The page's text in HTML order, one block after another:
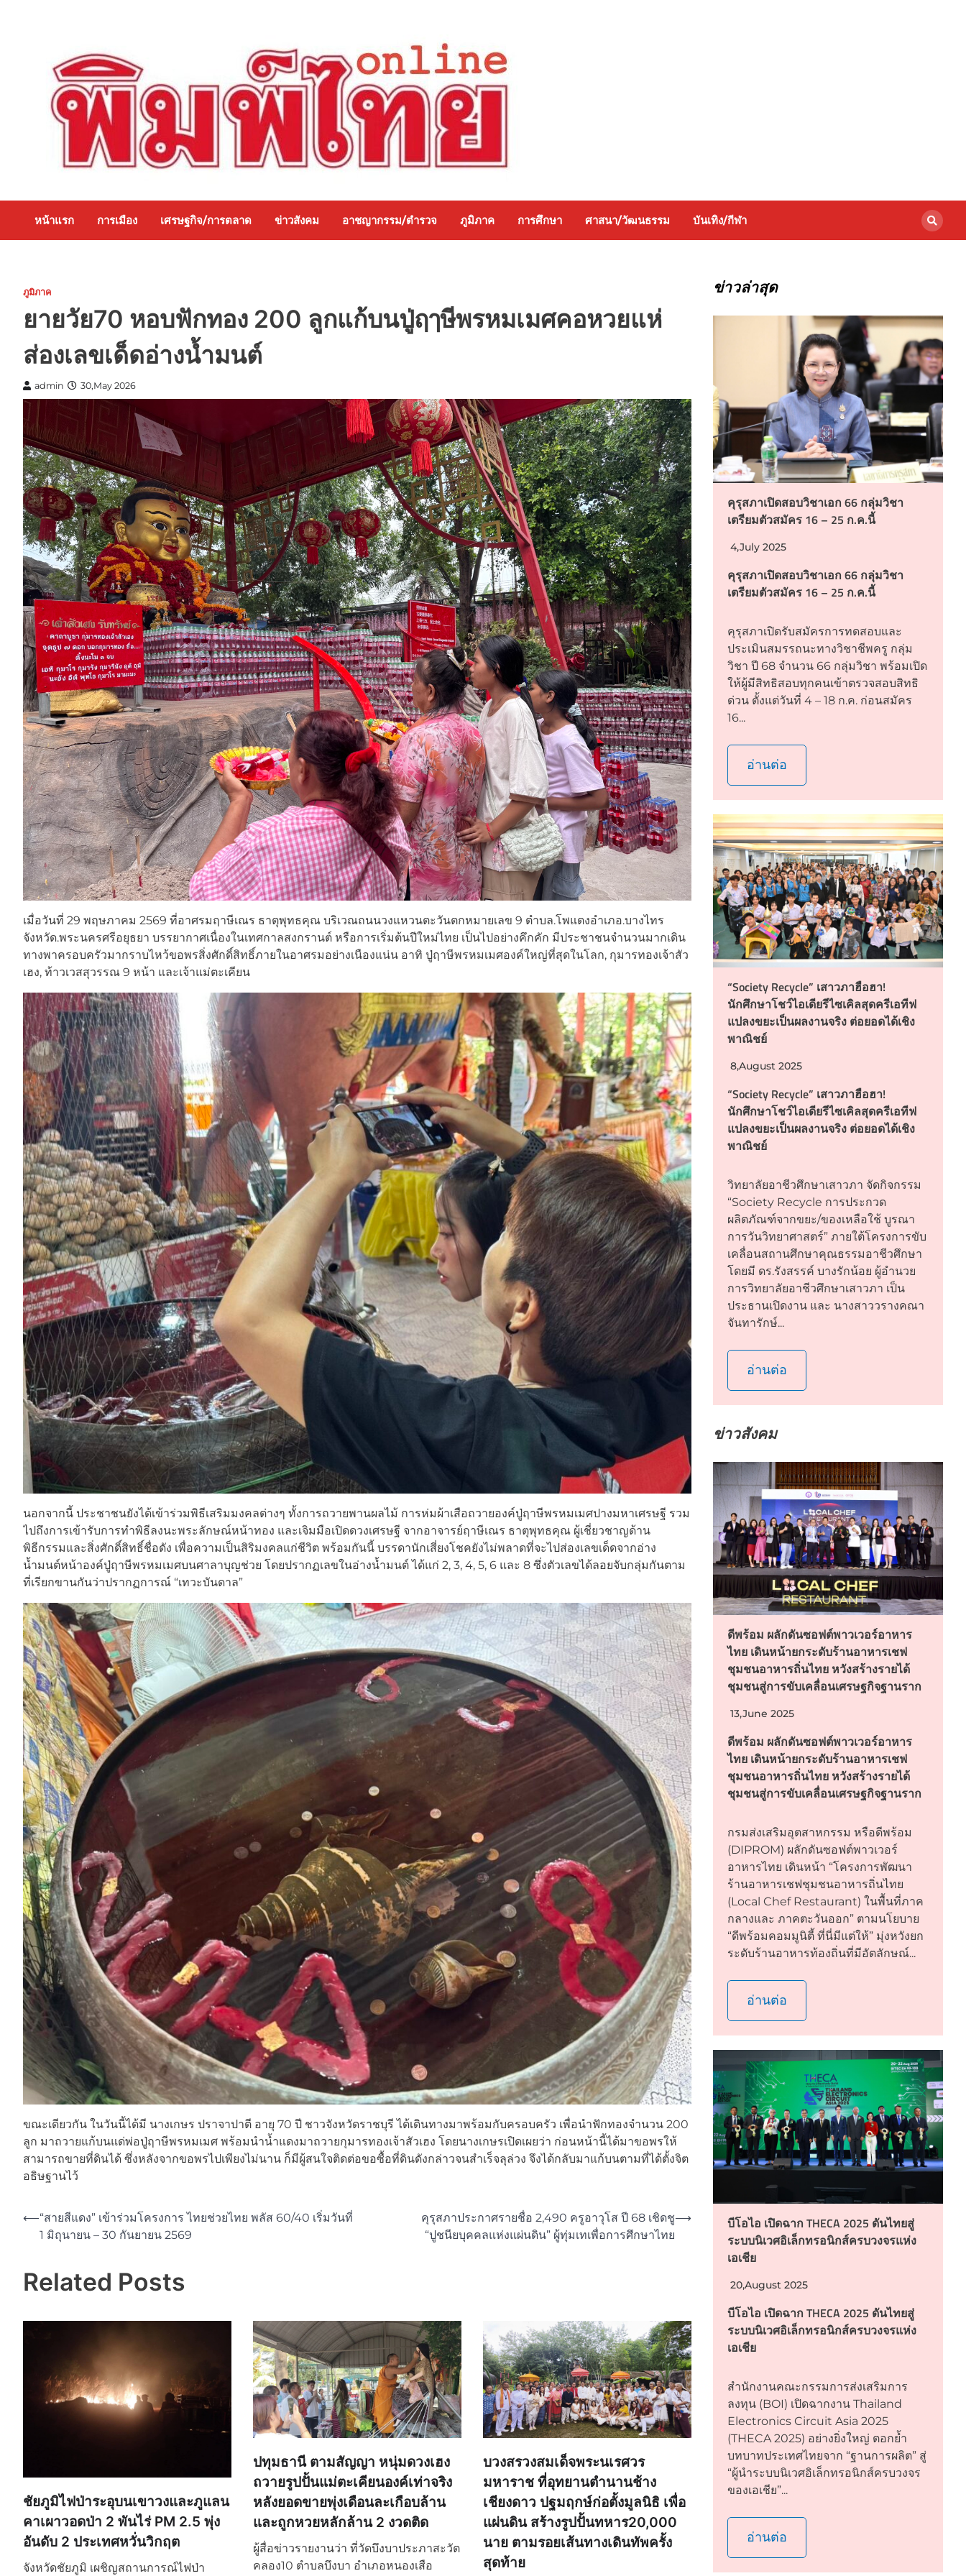
หน้าแรก การเมือง เศรษฐกิจ/การตลาด ข่าวสังคม อาชญากรรม/ตำรวจ ภูมิภาค การศึกษา ศาสนา/วัฒนธรรม บันเทิง/กีฬา
ภูมิภาค
ยายวัย70 หอบฟักทอง 200 ลูกแก้บนปู่ฤๅษีพรหมเมศคอหวยแห่
ส่องเลขเด็ดอ่างน้ำมนต์
admin 30,May 2026
เมื่อวันที่ 29 พฤษภาคม 2569 ที่อาศรมฤาษีเณร ธาตุพุทธคุณ บริเวณถนนวงแหวนตะวันตกหมายเลข 9 ตำบล.โพแตงอำเภอ.บางไทร
จังหวัด.พระนครศรีอยุธยา บรรยากาศเนื่องในเทศกาลสงกรานต์ หรือการเริ่มต้นปีใหม่ไทย เป็นไปอย่างคึกคัก มีประชาชนจำนวนมากเดิน
ทางพาครอบครัวมากราบไหว้ขอพรสิ่งศักดิ์สิทธิ์ภายในอาศรมอย่างเนืองแน่น อาทิ ปู่ฤาษีพรหมเมศองค์ใหญ่ที่สุดในโลก, กุมารทองเจ้าสัว
เฮง, ท้าวเวสสุวรรณ 9 หน้า และเจ้าแม่ตะเคียน
นอกจากนี้ ประชาชนยังได้เข้าร่วมพิธีเสริมมงคลต่างๆ ทั้งการถวายพานผลไม้ การห่มผ้าเสือถวายองค์ปู่ฤาษีพรหมเมศปางมหาเศรษฐี รวม
ไปถึงการเข้ารับการทำพิธีลงนะพระลักษณ์หน้าทอง และเจิมมือเปิดดวงเศรษฐี จากอาจารย์ฤาษีเณร ธาตุพุทธคุณ ผู้เชี่ยวชาญด้าน
พิธีกรรมและสิ่งศักดิ์สิทธิ์ชื่อดัง เพื่อความเป็นสิริมงคลแก่ชีวิต พร้อมกันนี้ บรรดานักเสี่ยงโชคยังไม่พลาดที่จะไปส่องเลขเด็ดจากอ่าง
น้ำมนต์หน้าองค์ปู่ฤาษีพรหมเมศบนศาลาบุญช่วย โดยปรากฏเลขในอ่างน้ำมนต์ ได้แก่ 2, 3, 4, 5, 6 และ 8 ซึ่งตัวเลขได้ลอยจับกลุ่มกันตาม
ที่เรียกขานกันว่าปรากฏการณ์ “เทวะบันดาล”
ขณะเดียวกัน ในวันนี้ได้มี นางเกษร ปราจาปาตี อายุ 70 ปี ชาวจังหวัดราชบุรี ได้เดินทางมาพร้อมกับครอบครัว เพื่อนำฟักทองจำนวน 200
ลูก มาถวายแก้บนแด่พ่อปู่ฤาษีพรหมเมศ พร้อมนำน้ำแดงมาถวายกุมารทองเจ้าสัวเฮง โดยนางเกษรเปิดเผยว่า ก่อนหน้านี้ได้มาขอพรให้
สามารถขายที่ดินได้ ซึ่งหลังจากขอพรไปเพียงไม่นาน ก็มีผู้สนใจติดต่อขอซื้อที่ดินดังกล่าวจนสำเร็จลุล่วง จึงได้กลับมาแก้บนตามที่ได้ตั้งจิต
อธิษฐานไว้
Post
navigation
⟵“สายสีแดง” เข้าร่วมโครงการ ไทยช่วยไทย พลัส 60/40 เริ่มวันที่
1 มิถุนายน – 30 กันยายน 2569
คุรุสภาประกาศรายชื่อ 2,490 ครูอาวุโส ปี 68 เชิดชู
“ปูชนียบุคคลแห่งแผ่นดิน” ผู้ทุ่มเทเพื่อการศึกษาไทย
⟶
Related Posts
ชัยภูมิไฟป่าระอุบนเขาวงและภูแลน
คาเผาวอดป่า 2 พันไร่ PM 2.5 พุ่ง
อันดับ 2 ประเทศหวั่นวิกฤต
จังหวัดชัยภูมิ เผชิญสถานการณ์ไฟป่า
ปทุมธานี ตามสัญญา หนุ่มดวงเฮง
ถวายรูปปั้นแม่ตะเคียนองค์เท่าจริง
หลังยอดขายพุ่งเดือนละเกือบล้าน
และถูกหวยหลักล้าน 2 งวดติด
ผู้สื่อข่าวรายงานว่า ที่วัดบึงบาประภาสะวัต
คลอง10 ตำบลบึงบา อำเภอหนองเสือ
บวงสรวงสมเด็จพระนเรศวร
มหาราช ที่อุทยานตำนานช้าง
เชียงดาว ปฐมฤกษ์ก่อตั้งมูลนิธิ เพื่อ
แผ่นดิน สร้างรูปปั้นทหาร20,000
นาย ตามรอยเส้นทางเดินทัพครั้ง
สุดท้าย
ข่าวล่าสุด
คุรุสภาเปิดสอบวิชาเอก 66 กลุ่มวิชา
เตรียมตัวสมัคร 16 – 25 ก.ค.นี้
4,July 2025
คุรุสภาเปิดสอบวิชาเอก 66 กลุ่มวิชา
เตรียมตัวสมัคร 16 – 25 ก.ค.นี้
คุรุสภาเปิดรับสมัครการทดสอบและ
ประเมินสมรรถนะทางวิชาชีพครู กลุ่ม
วิชา ปี 68 จำนวน 66 กลุ่มวิชา พร้อมเปิด
ให้ผู้มีสิทธิสอบทุกคนเข้าตรวจสอบสิทธิ
ด่วน ตั้งแต่วันที่ 4 – 18 ก.ค. ก่อนสมัคร
16...
อ่านต่อ
“Society Recycle” เสาวภาฮือฮา!
นักศึกษาโชว์ไอเดียรีไซเคิลสุดครีเอทีฟ
แปลงขยะเป็นผลงานจริง ต่อยอดได้เชิง
พาณิชย์
8,August 2025
“Society Recycle” เสาวภาฮือฮา!
นักศึกษาโชว์ไอเดียรีไซเคิลสุดครีเอทีฟ
แปลงขยะเป็นผลงานจริง ต่อยอดได้เชิง
พาณิชย์
วิทยาลัยอาชีวศึกษาเสาวภา จัดกิจกรรม
“Society Recycle การประกวด
ผลิตภัณฑ์จากขยะ/ของเหลือใช้ บูรณา
การวันวิทยาศาสตร์” ภายใต้โครงการขับ
เคลื่อนสถานศึกษาคุณธรรมอาชีวศึกษา
โดยมี ดร.รังสรรค์ บางรักน้อย ผู้อำนวย
การวิทยาลัยอาชีวศึกษาเสาวภา เป็น
ประธานเปิดงาน และ นางสาววรางคณา
จันทารักษ์...
อ่านต่อ
ข่าวสังคม
ดีพร้อม ผลักดันซอฟต์พาวเวอร์อาหาร
ไทย เดินหน้ายกระดับร้านอาหารเชฟ
ชุมชนอาหารถิ่นไทย หวังสร้างรายได้
ชุมชนสู่การขับเคลื่อนเศรษฐกิจฐานราก
13,June 2025
ดีพร้อม ผลักดันซอฟต์พาวเวอร์อาหาร
ไทย เดินหน้ายกระดับร้านอาหารเชฟ
ชุมชนอาหารถิ่นไทย หวังสร้างรายได้
ชุมชนสู่การขับเคลื่อนเศรษฐกิจฐานราก
กรมส่งเสริมอุตสาหกรรม หรือดีพร้อม
(DIPROM) ผลักดันซอฟต์พาวเวอร์
อาหารไทย เดินหน้า “โครงการพัฒนา
ร้านอาหารเชฟชุมชนอาหารถิ่นไทย
(Local Chef Restaurant) ในพื้นที่ภาค
กลางและ ภาคตะวันออก” ตามนโยบาย
“ดีพร้อมคอมมูนิตี้ ที่นี่มีแต่ให้” มุ่งหวังยก
ระดับร้านอาหารท้องถิ่นที่มีอัตลักษณ์...
อ่านต่อ
บีโอไอ เปิดฉาก THECA 2025 ดันไทยสู่
ระบบนิเวศอิเล็กทรอนิกส์ครบวงจรแห่ง
เอเชีย
20,August 2025
บีโอไอ เปิดฉาก THECA 2025 ดันไทยสู่
ระบบนิเวศอิเล็กทรอนิกส์ครบวงจรแห่ง
เอเชีย
สำนักงานคณะกรรมการส่งเสริมการ
ลงทุน (BOI) เปิดฉากงาน Thailand
Electronics Circuit Asia 2025
(THECA 2025) อย่างยิ่งใหญ่ ตอกย้ำ
บทบาทประเทศไทยจาก “ฐานการผลิต” สู่
“ผู้นำระบบนิเวศอิเล็กทรอนิกส์ครบวงจร
ของเอเชีย”...
อ่านต่อ